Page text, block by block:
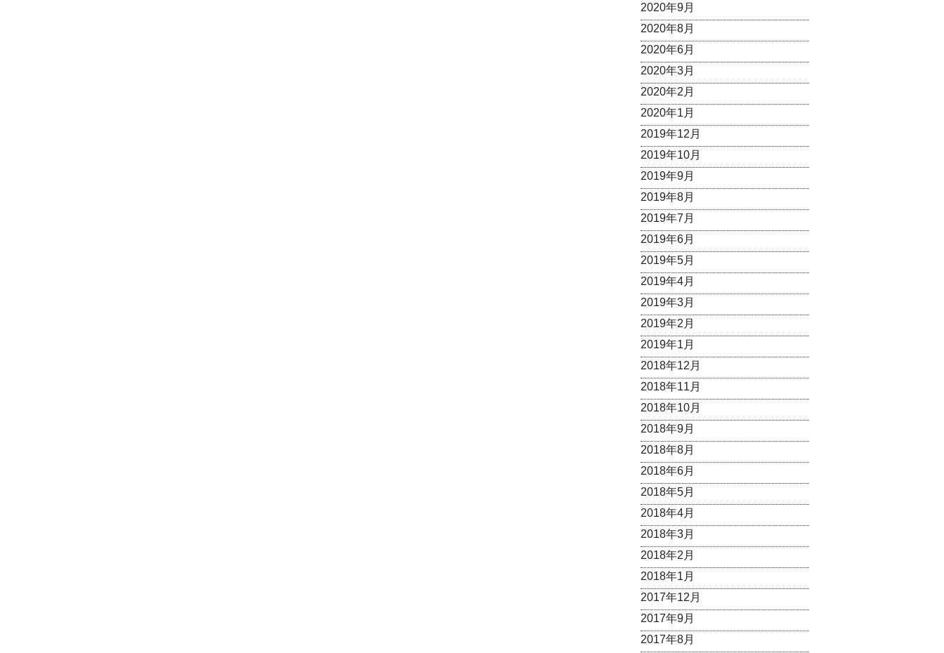
2020年9月
2020年8月
2020年6月
2020年3月
2020年2月
2020年1月
2019年12月
2019年10月
2019年9月
2019年8月
2019年7月
2019年6月
2019年5月
2019年4月
2019年3月
2019年2月
2019年1月
2018年12月
2018年11月
2018年10月
2018年9月
2018年8月
2018年6月
2018年5月
2018年4月
2018年3月
2018年2月
2018年1月
2017年12月
2017年9月
2017年8月